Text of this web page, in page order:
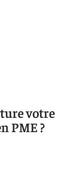
votre
PME ?